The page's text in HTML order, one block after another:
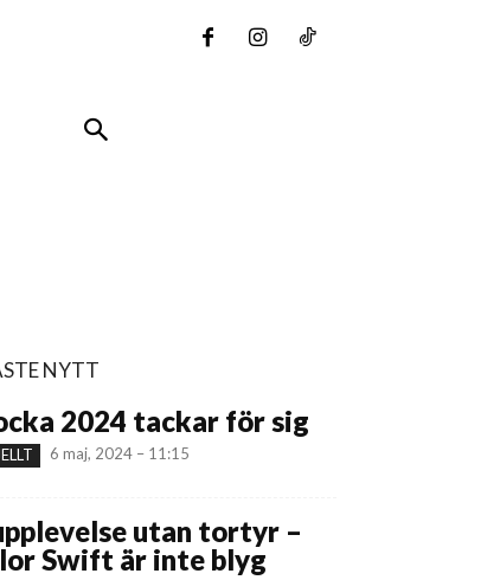
NYTT
2024 tackar för sig
6 maj, 2024 – 11:15
utan tortyr –
Swift är inte blyg